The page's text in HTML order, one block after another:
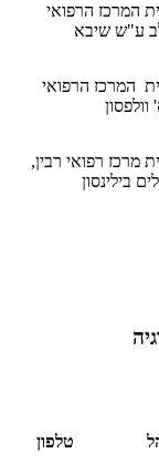
המרכז הרפואי
ע"ש שיבא
המרכז הרפואי
מרכז רפואי רבין,
בילינסון
טלפון